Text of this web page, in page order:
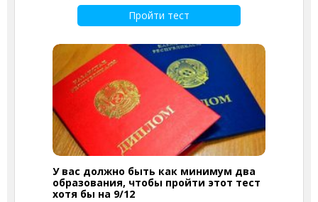
Пройти тест
У вас должно быть как минимум два
образования, чтобы пройти этот тест
хотя бы на 9/12